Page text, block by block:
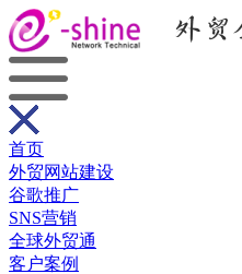
首页
外贸网站建设
谷歌推广
SNS营销
全球外贸通
客户案例